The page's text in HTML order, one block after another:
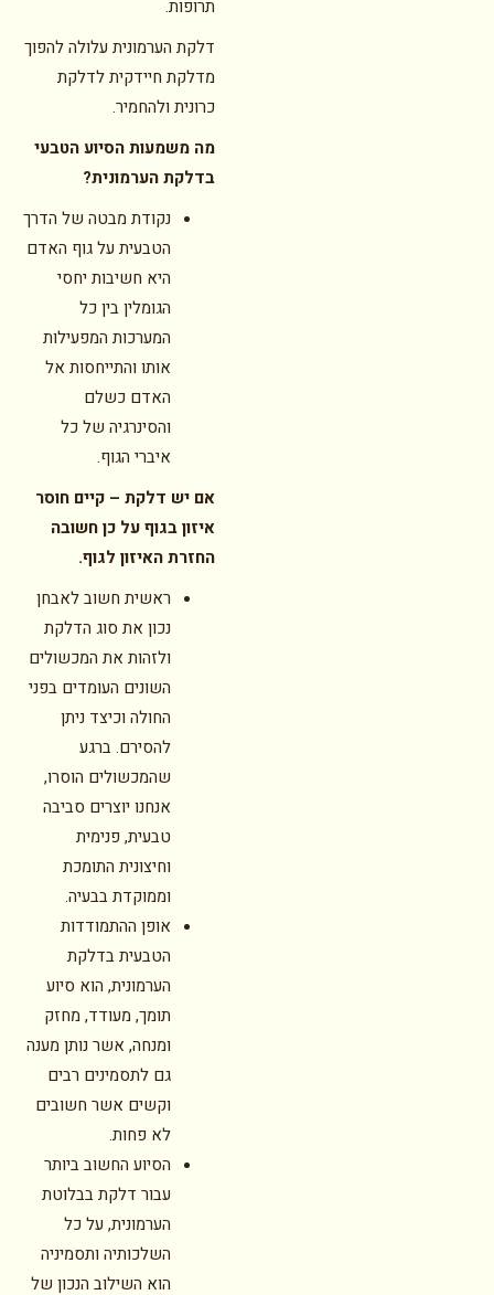
תרופות.
דלקת הערמונית עלולה להפוך
מדלקת חיידקית לדלקת
כרונית ולהחמיר.
מה משמעות הסיוע הטבעי
בדלקת הערמונית?
נקודת מבטה של הדרך
הטבעית על גוף האדם
היא חשיבות יחסי
הגומלין בין כל
המערכות המפעילות
אותו והתייחסות אל
האדם כשלם
והסינרגיה של כל
איברי הגוף.
אם יש דלקת – קיים חוסר
איזון בגוף על כן חשובה
החזרת האיזון לגוף.
ראשית חשוב לאבחן
נכון את סוג הדלקת
ולזהות את המכשולים
השונים העומדים בפני
החולה וכיצד ניתן
להסירם. ברגע
שהמכשולים הוסרו,
אנחנו יוצרים סביבה
טבעית, פנימית
וחיצונית התומכת
וממוקדת בבעיה.
אופן ההתמודדות
הטבעית בדלקת
הערמונית, הוא סיוע
תומך, מעודד, מחזק
ומנחה, אשר נותן מענה
גם לתסמינים רבים
וקשים אשר חשובים
לא פחות.
הסיוע החשוב ביותר
עבור דלקת בבלוטת
הערמונית, על כל
השלכותיה ותסמיניה
הוא השילוב הנכון של